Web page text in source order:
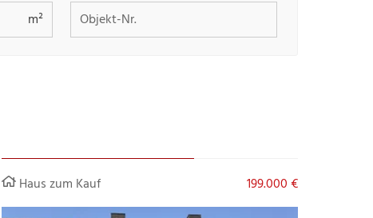
m² Objekt-Nr.
Haus zum Kauf 199.000 €